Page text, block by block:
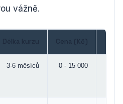
vážně.
3-6 měsíců 0 - 15 000